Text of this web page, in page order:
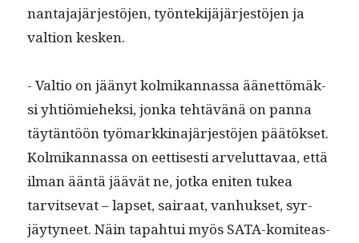
nan­ta­ja­jär­jestö­jen, työn­tek­i­jäjär­jestö­jen ja
val­tion kesken.
- Val­tio on jäänyt kolmikan­nas­sa äänet­tömäk­
si yhtiömiehek­si, jon­ka tehtävänä on pan­na
täytän­töön työ­markki­na­jär­jestö­jen päätök­set.
Kolmikan­nas­sa on eet­tis­es­ti arve­lut­tavaa, että
ilman ään­tä jäävät ne, jot­ka eniten tukea
tarvit­se­vat – lapset, sairaat, van­huk­set, syr­
jäy­tyneet. Näin tapah­tui myös SATA-komite­as­